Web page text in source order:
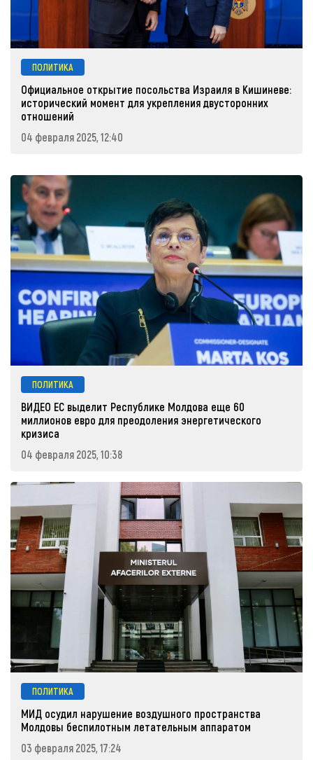
ПОЛИТИКА
Официальное открытие посольства Израиля в Кишиневе:
исторический момент для укрепления двусторонних
отношений
04 февраля 2025, 12:40
ПОЛИТИКА
ВИДЕО ЕС выделит Республике Молдова еще 60
миллионов евро для преодоления энергетического
кризиса
04 февраля 2025, 10:38
ПОЛИТИКА
МИД осудил нарушение воздушного пространства
Молдовы беспилотным летательным аппаратом
03 февраля 2025, 17:24